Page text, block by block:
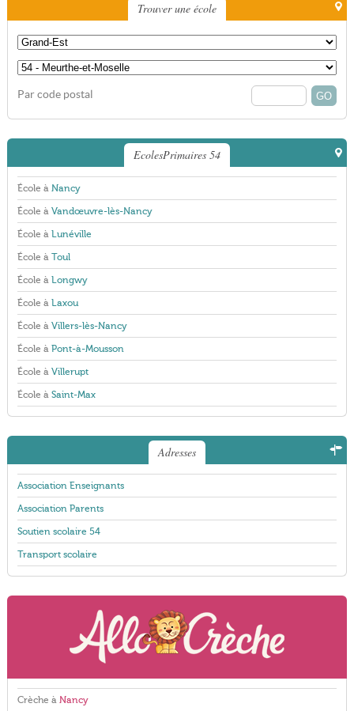
Trouver une école
Par code postal
EcolesPrimaires 54
École à Nancy
École à Vandœuvre-lès-Nancy
École à Lunéville
École à Toul
École à Longwy
École à Laxou
École à Villers-lès-Nancy
École à Pont-à-Mousson
École à Villerupt
École à Saint-Max
Adresses
Association Enseignants
Association Parents
Soutien scolaire 54
Transport scolaire
Crèche à Nancy